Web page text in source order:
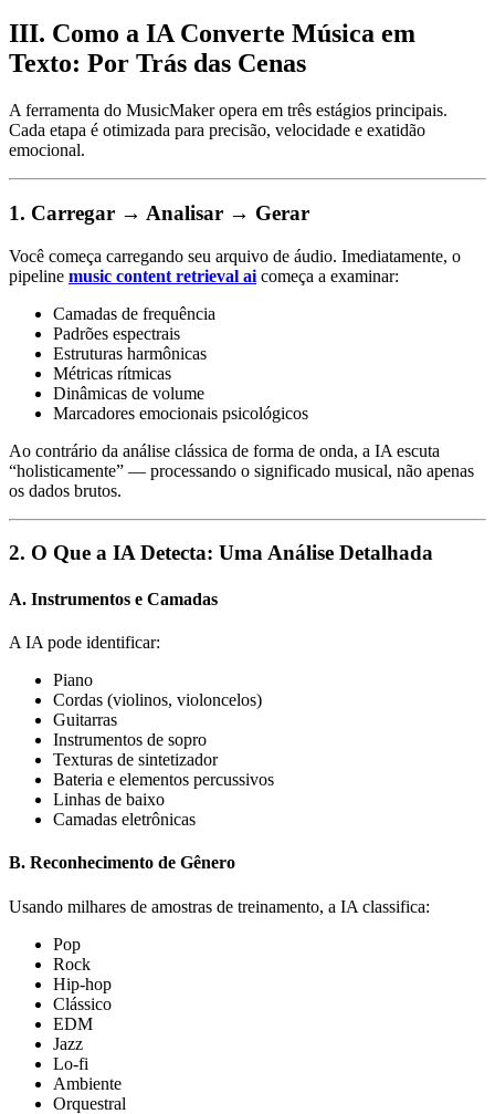
III. Como a IA Converte Música em
Texto: Por Trás das Cenas
A ferramenta do MusicMaker opera em três estágios principais.
Cada etapa é otimizada para precisão, velocidade e exatidão
emocional.
1. Carregar → Analisar → Gerar
Você começa carregando seu arquivo de áudio. Imediatamente, o
pipeline music content retrieval ai começa a examinar:
Camadas de frequência
Padrões espectrais
Estruturas harmônicas
Métricas rítmicas
Dinâmicas de volume
Marcadores emocionais psicológicos
Ao contrário da análise clássica de forma de onda, a IA escuta
“holisticamente” — processando o significado musical, não apenas
os dados brutos.
2. O Que a IA Detecta: Uma Análise Detalhada
A. Instrumentos e Camadas
A IA pode identificar:
Piano
Cordas (violinos, violoncelos)
Guitarras
Instrumentos de sopro
Texturas de sintetizador
Bateria e elementos percussivos
Linhas de baixo
Camadas eletrônicas
B. Reconhecimento de Gênero
Usando milhares de amostras de treinamento, a IA classifica:
Pop
Rock
Hip-hop
Clássico
EDM
Jazz
Lo-fi
Ambiente
Orquestral